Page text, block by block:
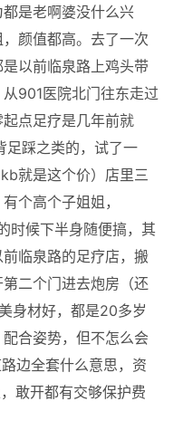
是老啊婆没什么兴
颜值都高。去了一次
以前临泉路上鸡头带
901医院北门往东走过
点足疗是几年前就
足踩之类的，试了一
就是这个价）店里三
个高个子姐姐，
时候下半身随便搞，其
临泉路的足疗店，搬
二个门进去炮房（还
身材好，都是20多岁
合姿势，但不怎么会
边全套什么意思，资
敢开都有交够保护费